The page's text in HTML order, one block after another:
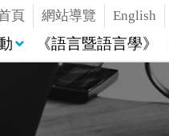
頁 網站導覽 English
《語言暨語言學》